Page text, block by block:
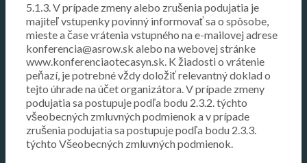
5.1.3. V prípade zmeny alebo zrušenia podujatia je
majiteľ vstupenky povinný informovať sa o spôsobe,
mieste a čase vrátenia vstupného na e-mailovej adrese
konferencia@asrow.sk alebo na webovej stránke
www.konferenciaotecasyn.sk. K žiadosti o vrátenie
peňazí, je potrebné vždy doložiť relevantný doklad o
tejto úhrade na účet organizátora. V prípade zmeny
podujatia sa postupuje podľa bodu 2.3.2. týchto
všeobecných zmluvných podmienok a v prípade
zrušenia podujatia sa postupuje podľa bodu 2.3.3.
týchto Všeobecných zmluvných podmienok.